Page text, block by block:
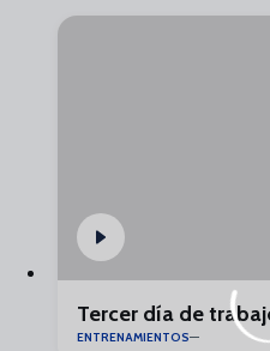
Tercer día de
ENTRENAMIENTOS